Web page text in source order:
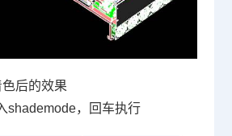
后的效果
shademode，回车执行